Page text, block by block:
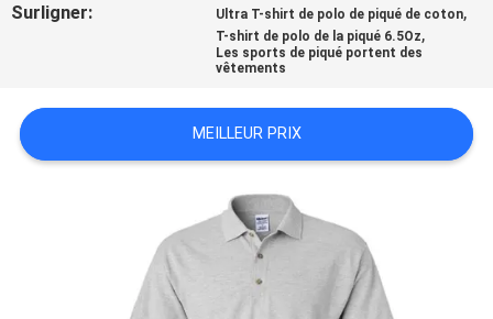
POLICY
Surligner: Ultra T-shirt de polo de piqué de coton,
T-shirt de polo de la piqué 6.5Oz,
Les sports de piqué portent des
vêtements
MEILLEUR PRIX